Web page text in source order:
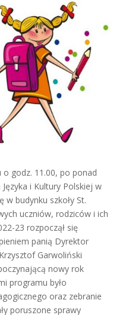
godz. 11.00, po ponad
i Kultury Polskiej w
w budynku szkoły St.
uczniów, rodziców i ich
23 rozpoczął się
panią Dyrektor
Garwoliński
nowy rok
programu było
oraz zebranie
poruszone sprawy